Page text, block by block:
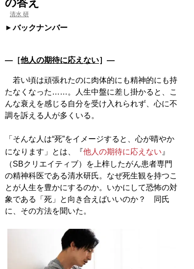
清水 研
バックナンバー
―［他人の期待に応えない］―
若い頃は頑張れたのに肉体的にも精神的にも持
たなくなった……。人生中盤に差し掛かると、こ
んな衰えを感じる自分を受け入れられず、心に不
調を訴える人が多くいる。
「そんな人は“死”をイメージすると、心が晴やか
になります」とは、『他人の期待に応えない 』
（SBクリエイティブ）を上梓したがん患者専門
の精神科医である清水研氏。なぜ死生観を持つこ
とが人生を豊かにするのか。いかにして恐怖の対
象である「死」と向き合えばいいのか？ 同氏
に、その方法を聞いた。